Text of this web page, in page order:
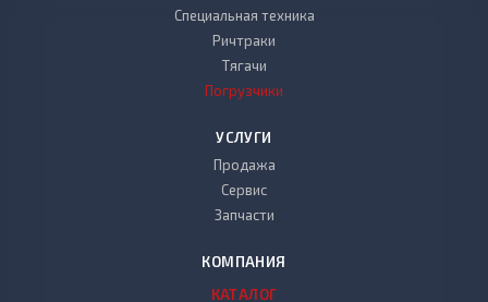
Специальная техника
Ричтраки
Тягачи
Погрузчики
УСЛУГИ
Продажа
Сервис
Запчасти
КОМПАНИЯ
КАТАЛОГ